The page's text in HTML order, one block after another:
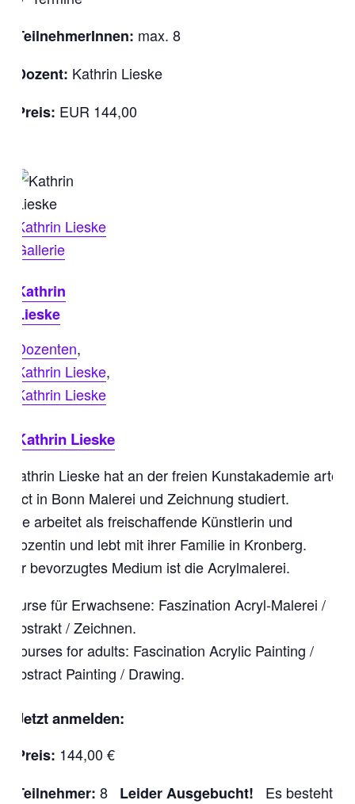
TeilnehmerInnen: max. 8
Dozent: Kathrin Lieske
Preis: EUR 144,00
Kathrin Lieske
Gallerie
Kathrin
Lieske
Dozenten,
Kathrin Lieske,
Kathrin Lieske
Kathrin Lieske
Kathrin Lieske hat an der freien Kunstakademie arte
fact in Bonn Malerei und Zeichnung studiert.
Sie arbeitet als freischaffende Künstlerin und
Dozentin und lebt mit ihrer Familie in Kronberg.
Ihr bevorzugtes Medium ist die Acrylmalerei.
Kurse für Erwachsene: Faszination Acryl-Malerei /
Abstrakt / Zeichnen.
Courses for adults: Fascination Acrylic Painting /
Abstract Painting / Drawing.
Jetzt anmelden:
Preis: 144,00 €
Teilnehmer: 8 Leider Ausgebucht! Es besteht